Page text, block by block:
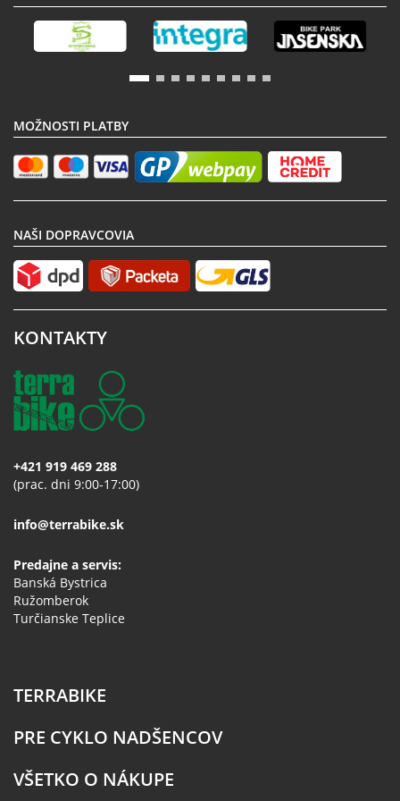
MOŽNOSTI PLATBY
NAŠI DOPRAVCOVIA
KONTAKTY
+421 919 469 288
(prac. dni 9:00-17:00)
info@terrabike.sk
Predajne a servis:
Banská Bystrica
Ružomberok
Turčianske Teplice
TERRABIKE
PRE CYKLO NADŠENCOV
VŠETKO O NÁKUPE